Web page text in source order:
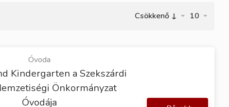
10
Csökkenő ↓
Óvoda
Kindergarten a Szekszárdi
Önkormányzat
Óvodája